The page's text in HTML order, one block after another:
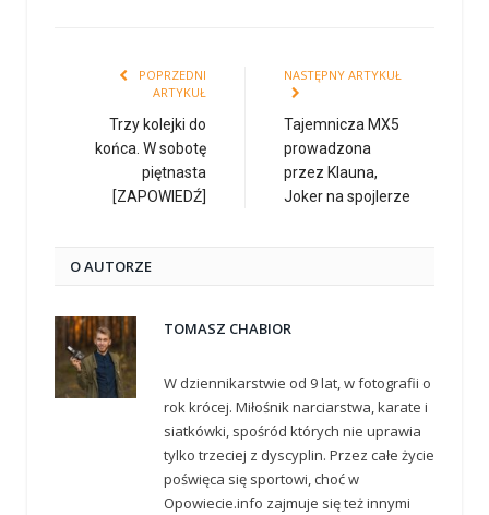
POPRZEDNI
ARTYKUŁ
Trzy kolejki do
końca. W sobotę
piętnasta
[ZAPOWIEDŹ]
NASTĘPNY ARTYKUŁ
Tajemnicza MX5
prowadzona
przez Klauna,
Joker na spojlerze
O AUTORZE
TOMASZ CHABIOR
W dziennikarstwie od 9 lat, w fotografii o
rok krócej. Miłośnik narciarstwa, karate i
siatkówki, spośród których nie uprawia
tylko trzeciej z dyscyplin. Przez całe życie
poświęca się sportowi, choć w
Opowiecie.info zajmuje się też innymi